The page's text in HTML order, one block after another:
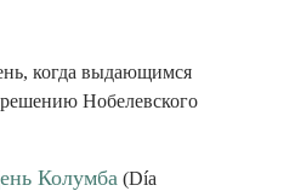
когда выдающимся
Нобелевского
Колумба (Día